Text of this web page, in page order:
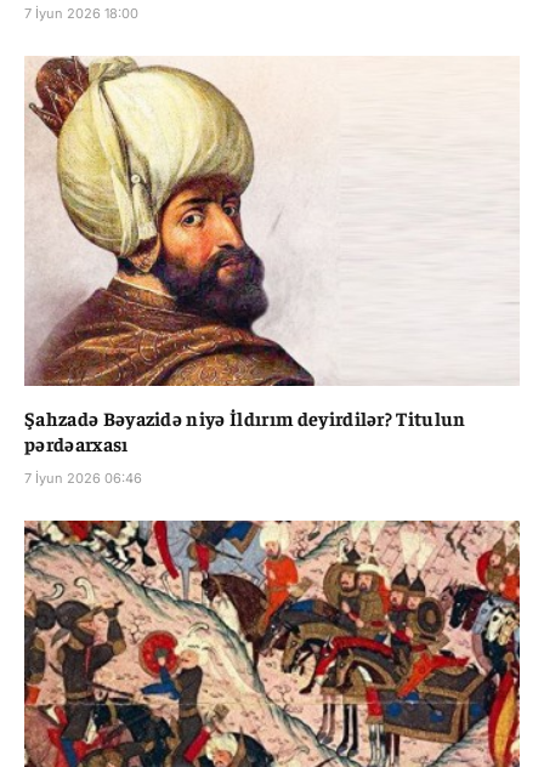
7 İyun 2026 18:00
Şahzadə Bəyazidə niyə İldırım deyirdilər? Titulun
pərdəarxası
7 İyun 2026 06:46